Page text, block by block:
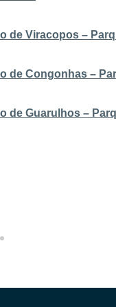
de Viracopos –
de Congonhas –
de Guarulhos –